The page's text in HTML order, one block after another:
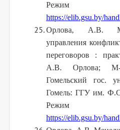
Режим
https://elib.gsu.by/
Орлова, А.В.
управления
переговоров :
А.В. Орлова; М-
Гомельский гос.
Гомель: ГГУ им.
Режим
https://elib.gsu.by/